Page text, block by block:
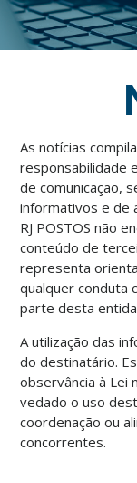
As notícias
responsabilidade
de comunicação,
informativos e de
RJ POSTOS não
conteúdo de
representa
qualquer conduta
parte desta
A utilização das
do destinatário.
observância à Lei
vedado o uso
coordenação ou
concorrentes.